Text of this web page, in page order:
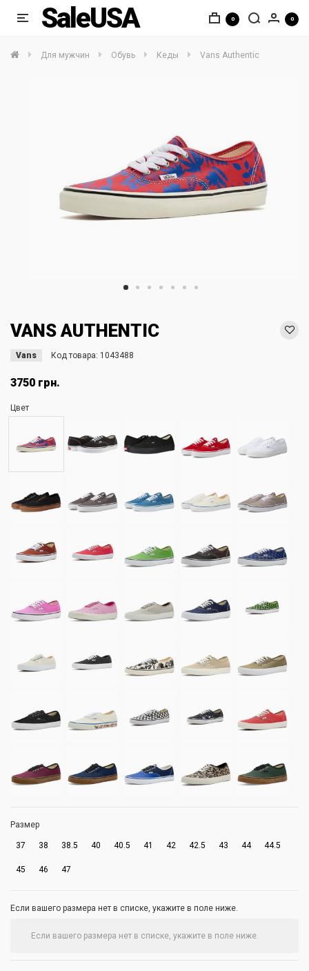
SaleUSA 0 0
Для мужчин Обувь Кеды Vans Authentic
VANS AUTHENTIC
Vans Код товара: 1043488
3750 грн.
Цвет
Размер
37 38 38.5 40 40.5 41 42 42.5 43 44 44.5
45 46 47
Если вашего размера нет в списке, укажите в поле ниже.